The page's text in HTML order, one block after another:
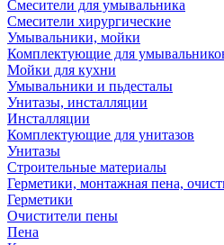
Смесители для умывальника
Смесители хирургические
Умывальники, мойки
Комплектующие для
Мойки для кухни
Умывальники и пьдесталы
Унитазы, инсталляции
Инсталляции
Комплектующие для унитазов
Унитазы
Строительные материалы
Герметики, монтажная пена,
Герметики
Очистители пены
Пена